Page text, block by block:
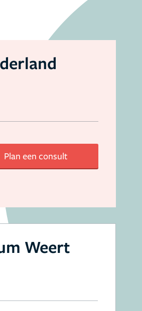
Plan een consult
Weert